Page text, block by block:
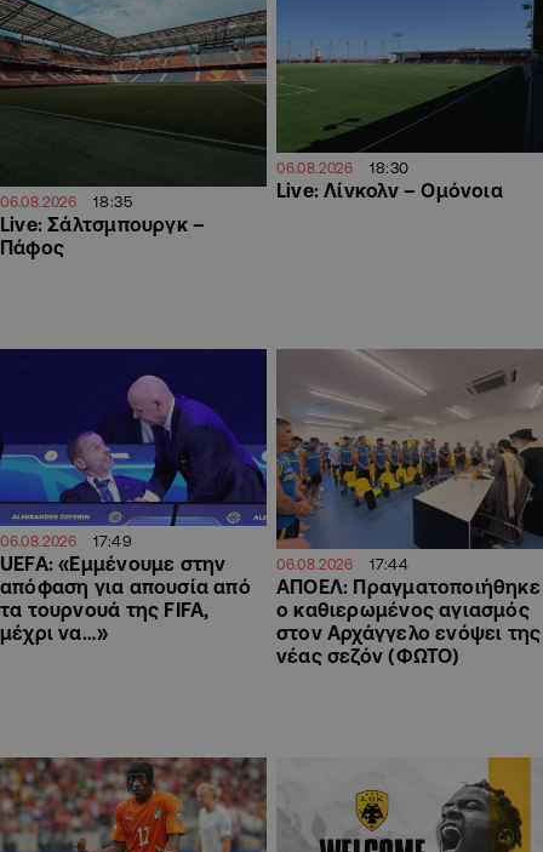
06.08.2026 18:35
Live: Σάλτσμπουργκ –
Πάφος
06.08.2026 18:30
Live: Λίνκολν – Ομόνοια
06.08.2026 17:49
UEFA: «Εμμένουμε στην
απόφαση για απουσία από
τα τουρνουά της FIFA,
μέχρι να…»
06.08.2026 17:44
ΑΠΟΕΛ: Πραγματοποιήθηκε
ο καθιερωμένος αγιασμός
στον Αρχάγγελο ενόψει της
νέας σεζόν (ΦΩΤΟ)